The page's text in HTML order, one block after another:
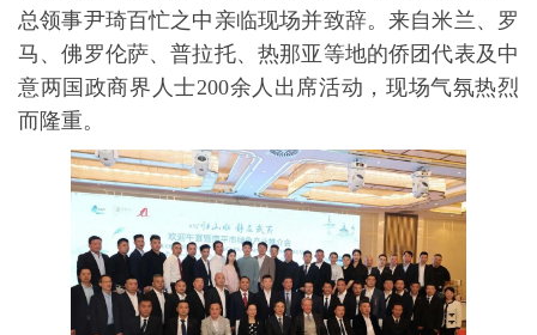
总领事尹琦百忙之中亲临现场并致辞。来自米兰、罗
马、佛罗伦萨、普拉托、热那亚等地的侨团代表及中
意两国政商界人士200余人出席活动，现场气氛热烈
而隆重。